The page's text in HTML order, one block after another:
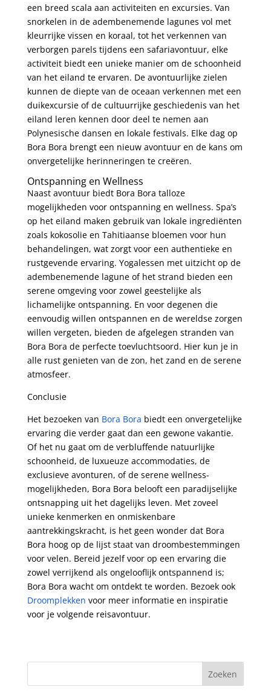
een breed scala aan activiteiten en excursies. Van
snorkelen in de adembenemende lagunes vol met
kleurrijke vissen en koraal, tot het verkennen van
verborgen parels tijdens een safariavontuur, elke
activiteit biedt een unieke manier om de schoonheid
van het eiland te ervaren. De avontuurlijke zielen
kunnen de diepte van de oceaan verkennen met een
duikexcursie of de cultuurrijke geschiedenis van het
eiland leren kennen door deel te nemen aan
Polynesische dansen en lokale festivals. Elke dag op
Bora Bora brengt een nieuw avontuur en de kans om
onvergetelijke herinneringen te creëren.
Ontspanning en Wellness
Naast avontuur biedt Bora Bora talloze
mogelijkheden voor ontspanning en wellness. Spa’s
op het eiland maken gebruik van lokale ingrediënten
zoals kokosolie en Tahitiaanse bloemen voor hun
behandelingen, wat zorgt voor een authentieke en
rustgevende ervaring. Yogalessen met uitzicht op de
adembenemende lagune of het strand bieden een
serene omgeving voor zowel geestelijke als
lichamelijke ontspanning. En voor degenen die
eenvoudig willen ontspannen en de wereldse zorgen
willen vergeten, bieden de afgelegen stranden van
Bora Bora de perfecte toevluchtsoord. Hier kun je in
alle rust genieten van de zon, het zand en de serene
atmosfeer.
Conclusie
Het bezoeken van Bora Bora biedt een onvergetelijke
ervaring die verder gaat dan een gewone vakantie.
Of het nu gaat om de verbluffende natuurlijke
schoonheid, de luxueuze accommodaties, de
exclusieve avonturen, of de serene wellness-
mogelijkheden, Bora Bora belooft een paradijselijke
ontsnapping uit het dagelijks leven. Met zoveel
unieke kenmerken en onmiskenbare
aantrekkingskracht, is het geen wonder dat Bora
Bora hoog op de lijst staat van droombestemmingen
voor velen. Bereid jezelf voor op een ervaring die
zowel verrijkend als ongelooflijk ontspannend is;
Bora Bora wacht om ontdekt te worden. Bezoek ook
Droomplekken voor meer informatie en inspiratie
voor je volgende reisavontuur.